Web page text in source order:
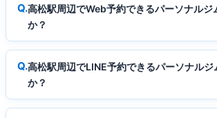
高松駅周辺でWeb予約できるパーソナルジ
か？
高松駅周辺でLINE予約できるパーソナルジ
か？